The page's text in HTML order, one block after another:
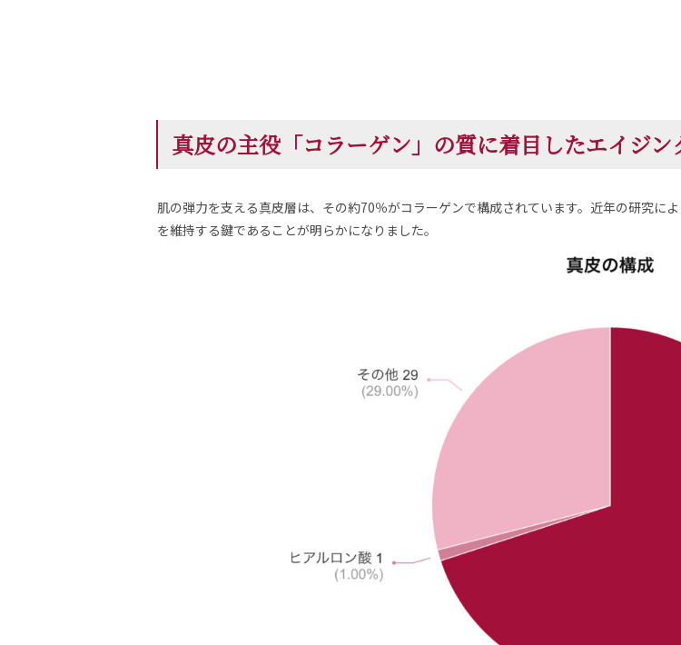
真皮の主役「コラーゲン」の質に着目したエイジン
肌の弾力を支える真皮層は、その約70％がコラーゲンで構成されています。近年の研究に
を維持する鍵であることが明らかになりました。